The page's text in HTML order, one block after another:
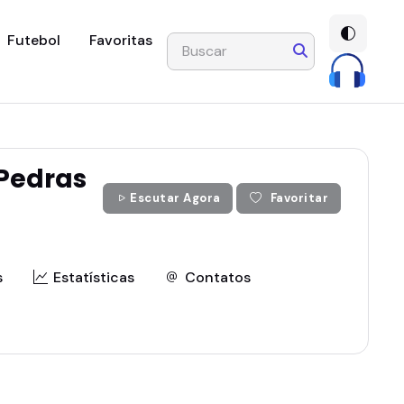
Futebol Favoritas
Escutar Agora Favoritar
Estatísticas Contatos